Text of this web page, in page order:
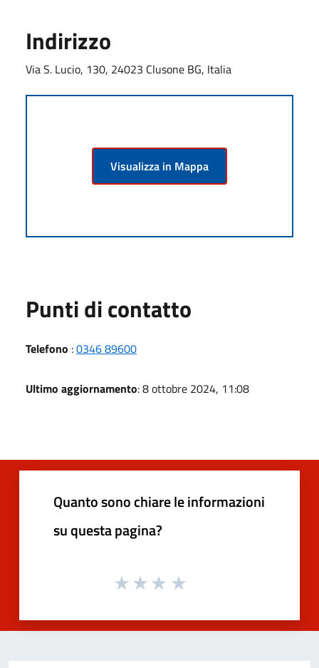
Indirizzo
Via S. Lucio, 130, 24023 Clusone BG, Italia
Visualizza in Mappa
Punti di contatto
Telefono :0346 89600
Ultimo aggiornamento: 8 ottobre 2024, 11:08
Quanto sono chiare le informazioni
su questa pagina?